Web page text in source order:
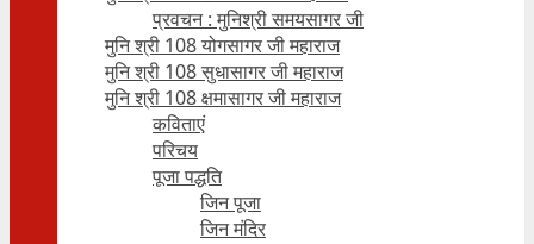
प्रवचन : मुनिश्री समयसागर जी
मुनि श्री 108 योगसागर जी महाराज
मुनि श्री 108 सुधासागर जी महाराज
मुनि श्री 108 क्षमासागर जी महाराज
कविताएं
परिचय
पूजा पद्धति
जिन पूजा
जिन मंदिर